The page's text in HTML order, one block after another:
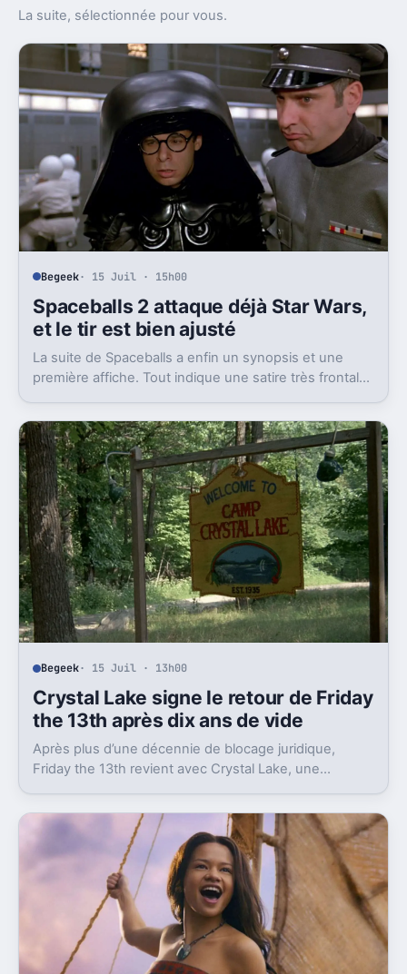
La suite, sélectionnée pour vous.
Begeek· 15 Juil · 15h00
Spaceballs 2 attaque déjà Star Wars,
et le tir est bien ajusté
La suite de Spaceballs a enfin un synopsis et une
première affiche. Tout indique une satire très frontale
Begeek· 15 Juil · 13h00
Crystal Lake signe le retour de Friday
the 13th après dix ans de vide
Après plus d’une décennie de blocage juridique,
Friday the 13th revient avec Crystal Lake, une
décor.